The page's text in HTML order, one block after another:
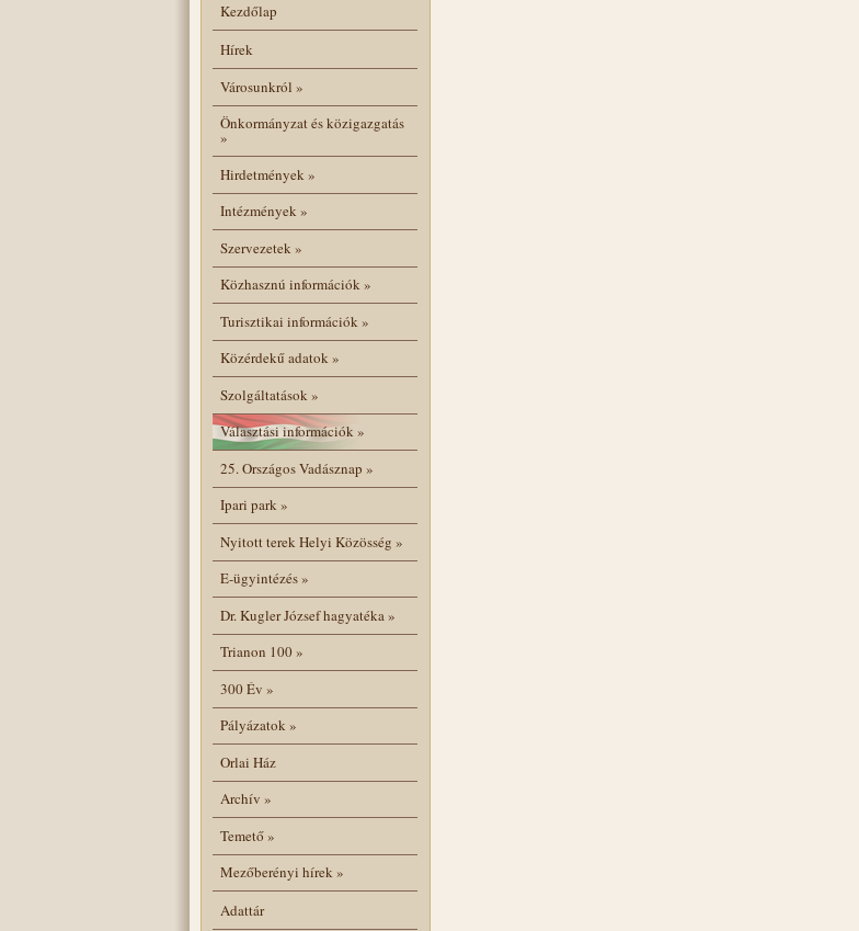
Kezdőlap
Hírek
Városunkról »
Önkormányzat és közigazgatás
»
Hirdetmények»
Intézmények»
Szervezetek»
Közhasznú információk»
Turisztikai információk»
Közérdekű adatok»
Szolgáltatások»
Választási információk»
25. Országos Vadásznap »
Ipari park»
Nyitott terek Helyi Közösség »
E-ügyintézés»
Dr. Kugler József hagyatéka»
Trianon 100»
300 Év »
Pályázatok»
Orlai Ház
Archív »
Temető»
Mezőberényi hírek»
Adattár